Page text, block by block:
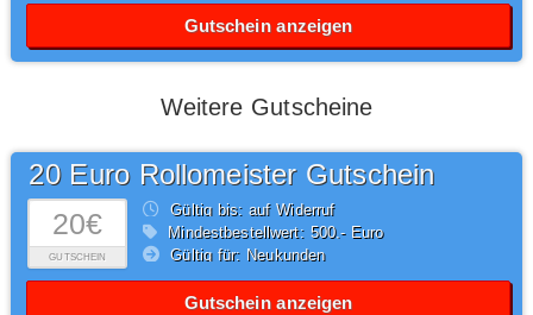
Gutschein anzeigen
Weitere Gutscheine
20€
GUTSCHEIN
20 Euro Rollomeister Gutschein
Gültig bis: auf Widerruf
Mindestbestellwert: 500,- Euro
Gültig für: Neukunden
Gutschein anzeigen